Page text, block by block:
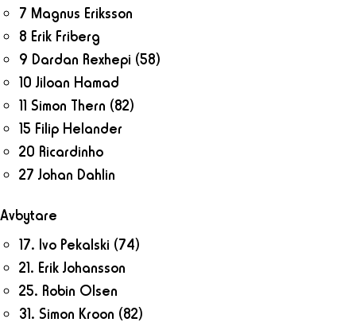
7 Magnus Eriksson
8 Erik Friberg
9 Dardan Rexhepi (58)
10 Jiloan Hamad
11 Simon Thern (82)
15 Filip Helander
20 Ricardinho
27 Johan Dahlin
Avbytare
17. Ivo Pekalski (74)
21. Erik Johansson
25. Robin Olsen
31. Simon Kroon (82)